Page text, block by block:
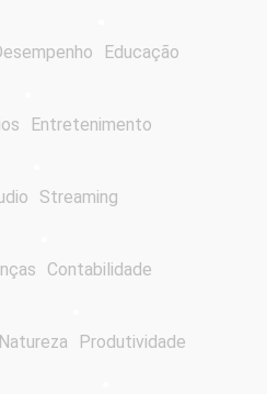
Educação
Entretenimento
Streaming
Contabilidade
Natureza Produtividade